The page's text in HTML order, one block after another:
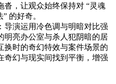
沓，让观众始终保持对 “灵魂
的好奇。
：导演运用冷色调与明暗对比强
明亮办公室与杀人犯阴暗的居
换时的奇幻特效与案件场景的
奇幻与现实间找到平衡，增强